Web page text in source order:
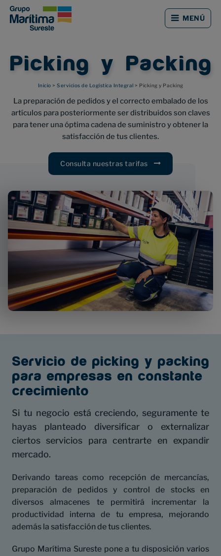
Saltar
contenido
Saltar
MENÚ
Picking y Packing
Inicio > Servicios de Logística Integral > Picking y Packing
La preparación de pedidos y el correcto embalado de los
artículos para posteriormente ser distribuidos son claves
para tener una óptima cadena de suministro y obtener la
satisfacción de tus clientes.
Consulta nuestras tarifas
Servicio de picking y packing
para empresas en constante
crecimiento
Si tu negocio está creciendo, seguramente te
hayas planteado diversificar o externalizar
ciertos servicios para centrarte en expandir
mercado.
Derivando tareas como recepción de mercancías,
preparación de pedidos y control de stocks en
diversos almacenes te permitirá incrementar la
productividad interna de tu empresa, mejorando
además la satisfacción de tus clientes.
Grupo Marítima Sureste pone a tu disposición varios